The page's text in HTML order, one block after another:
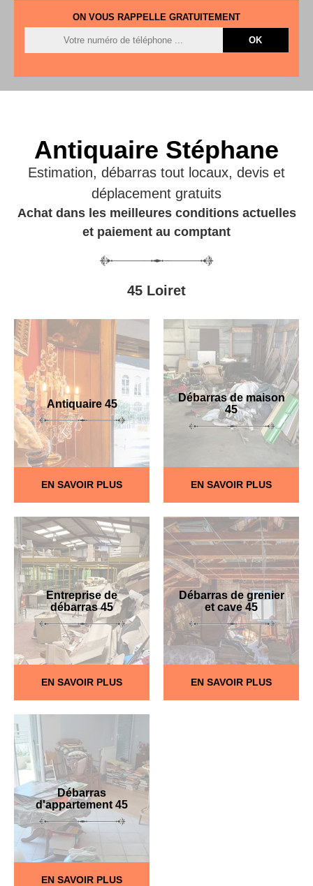
ON VOUS RAPPELLE GRATUITEMENT
Antiquaire Stéphane
Estimation, débarras tout locaux, devis et
déplacement gratuits
Achat dans les meilleures conditions actuelles
et paiement au comptant
45 Loiret
Antiquaire 45
EN SAVOIR PLUS
Débarras de maison
45
EN SAVOIR PLUS
Entreprise de
débarras 45
EN SAVOIR PLUS
Débarras de grenier
et cave 45
EN SAVOIR PLUS
Débarras
d'appartement 45
EN SAVOIR PLUS